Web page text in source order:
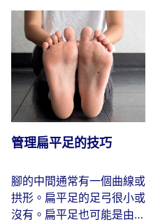
管理扁平足的技巧
腳的中間通常有一個曲線或
拱形。扁平足的足弓很小或
沒有。扁平足也可能是由於